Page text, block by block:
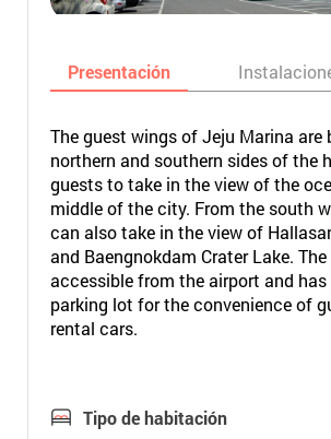
Presentación
The guest wings of Jeju Marina are
northern and southern sides of the
guests to take in the view of the
middle of the city. From the south
can also take in the view of
and Baengnokdam Crater Lake.
accessible from the airport and
parking lot for the convenience of
rental cars.
Tipo de habitación